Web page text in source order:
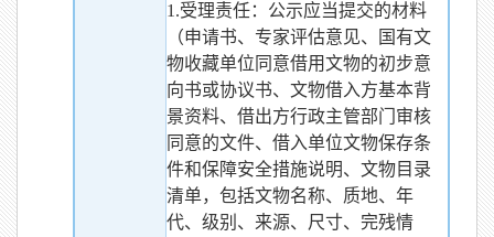
1.受理责任：公示应当提交的材料
（申请书、专家评估意见、国有文
物收藏单位同意借用文物的初步意
向书或协议书、文物借入方基本背
景资料、借出方行政主管部门审核
同意的文件、借入单位文物保存条
件和保障安全措施说明、文物目录
清单，包括文物名称、质地、年
代、级别、来源、尺寸、完残情